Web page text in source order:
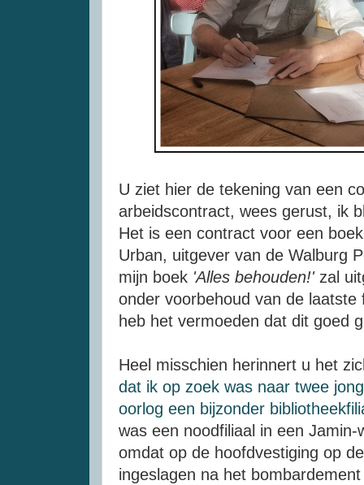
U ziet hier de tekening van een
arbeidscontract, wees gerust, ik
Het is een contract voor een
Urban, uitgever van de Walburg
mijn boek 'Alles behouden!'zal
onder voorbehoud van de
heb het vermoeden dat dit goed
Heel misschien herinnert u het
dat ik op zoek was naar twee
oorlog een bijzonder
was een noodfiliaal in een
omdat op de hoofdvestiging op
ingeslagen na het